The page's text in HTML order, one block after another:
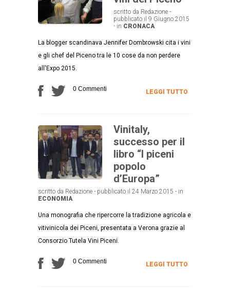
scritto da Redazione -
pubblicato il 9 Giugno 2015
- in CRONACA
La blogger scandinava Jennifer Dombrowski cita i vini
e gli chef del Piceno tra le 10 cose da non perdere
all'Expo 2015.
0 Commenti LEGGI TUTTO
Vinitaly,
successo per il
libro “I piceni
popolo
d’Europa”
scritto da Redazione - pubblicato il 24 Marzo 2015 - in
ECONOMIA
Una monografia che ripercorre la tradizione agricola e
vitivinicola dei Piceni, presentata a Verona grazie al
Consorzio Tutela Vini Piceni.
0 Commenti LEGGI TUTTO